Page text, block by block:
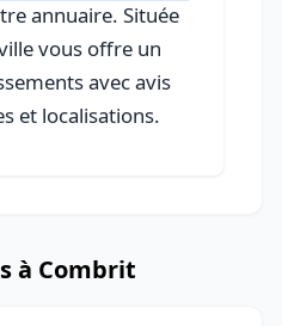
annuaire. Située
vous offre un
avec avis
et localisations.
à Combrit